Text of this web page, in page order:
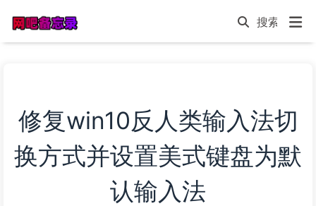
修复win10反人类输入法切
换方式并设置美式键盘为默
认输入法